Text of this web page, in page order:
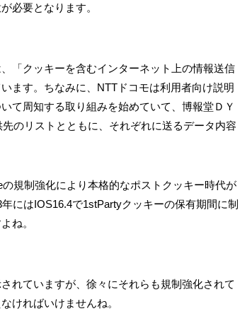
必要となります。
「クッキーを含むインターネット上の情報送信
ます。ちなみに、NTTドコモは利用者向け説明
て周知する取り組みを始めていて、博報堂ＤＹ
のリストとともに、それぞれに送るデータ内容
規制強化により本格的なポストクッキー時代が
にはIOS16.4で1stPartyクッキーの保有期間に制
ね。
れていますが、徐々にそれらも規制強化されて
ければいけませんね。